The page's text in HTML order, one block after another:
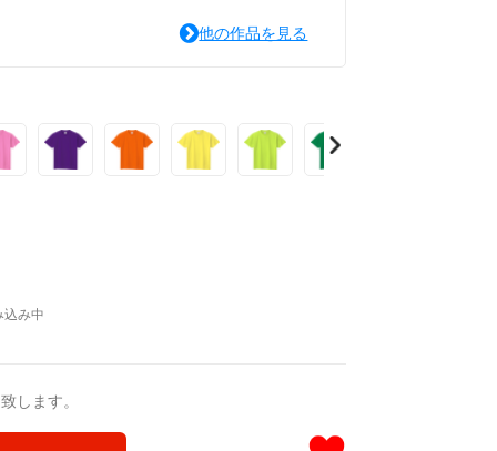
って行きたいと思います
他の作品を見る
します。